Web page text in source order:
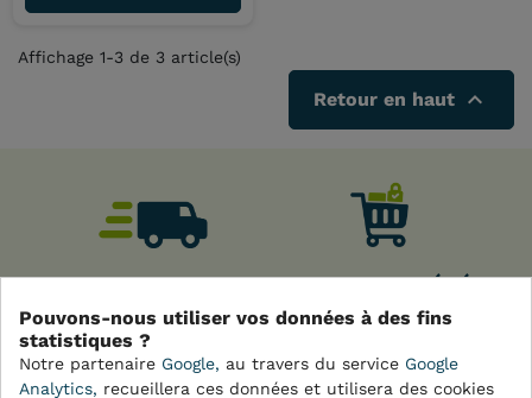
Affichage 1-3 de 3 article(s)
Retour en haut 
LIVRAISON
EXPRESS
PANIER PROTÉGÉ
Pouvons-nous utiliser vos données à des fins
statistiques ?
Notre partenaire Google, au travers du service Google
Analytics, recueillera ces données et utilisera des cookies